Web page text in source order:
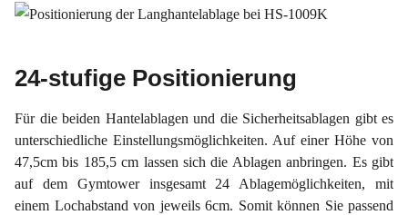
24-stufige Positionierung
Für die beiden Hantelablagen und die Sicherheitsablagen gibt es
unterschiedliche Einstellungsmöglichkeiten. Auf einer Höhe von
47,5cm bis 185,5 cm lassen sich die Ablagen anbringen. Es gibt
auf dem Gymtower insgesamt 24 Ablagemöglichkeiten, mit
einem Lochabstand von jeweils 6cm. Somit können Sie passend